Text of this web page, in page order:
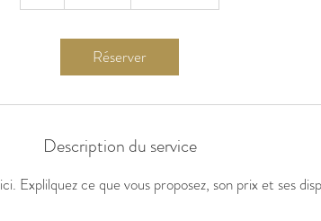
Réserver
Description du service
Explilquez ce que vous proposez, son prix et ses